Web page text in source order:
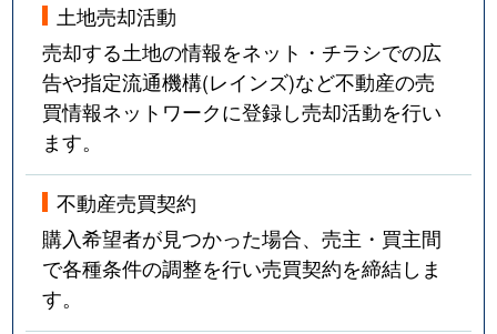
矢田磧
矢田磧
500万円 桑名
柳原
柳原
吉之丸
2,800万円 桑名
吉之丸
土地売却活動
売却する土地の情報をネット・チラシでの広
告や指定流通機構(レインズ)など不動産の売
買情報ネットワークに登録し売却活動を行い
ます。
不動産売買契約
購入希望者が見つかった場合、売主・買主間
で各種条件の調整を行い売買契約を締結しま
す。